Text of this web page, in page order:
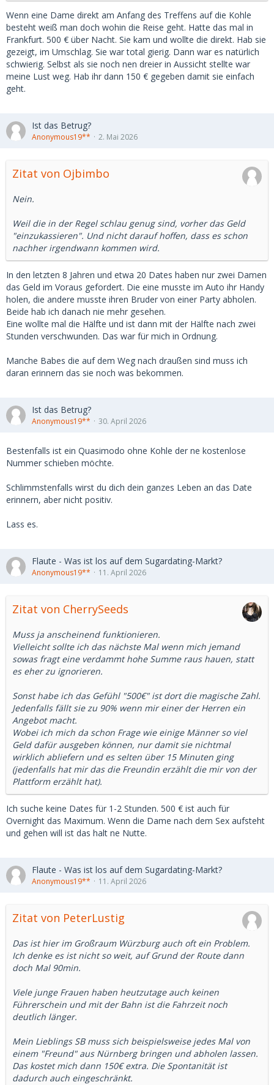
Wenn eine Dame direkt am Anfang des Treffens auf die Kohle
besteht weiß man doch wohin die Reise geht. Hatte das mal in
Frankfurt. 500 € über Nacht. Sie kam und wollte die direkt. Hab sie
gezeigt, im Umschlag. Sie war total gierig. Dann war es natürlich
schwierig. Selbst als sie noch nen dreier in Aussicht stellte war
meine Lust weg. Hab ihr dann 150 € gegeben damit sie einfach
geht.
Ist das Betrug?
Anonymous19** 2. Mai 2026
Zitat von Ojbimbo
Nein.
Weil die in der Regel schlau genug sind, vorher das Geld
"einzukassieren". Und nicht darauf hoffen, dass es schon
nachher irgendwann kommen wird.
In den letzten 8 Jahren und etwa 20 Dates haben nur zwei Damen
das Geld im Voraus gefordert. Die eine musste im Auto ihr Handy
holen, die andere musste ihren Bruder von einer Party abholen.
Beide hab ich danach nie mehr gesehen.
Eine wollte mal die Hälfte und ist dann mit der Hälfte nach zwei
Stunden verschwunden. Das war für mich in Ordnung.
Manche Babes die auf dem Weg nach draußen sind muss ich
daran erinnern das sie noch was bekommen.
Ist das Betrug?
Anonymous19** 30. April 2026
Bestenfalls ist ein Quasimodo ohne Kohle der ne kostenlose
Nummer schieben möchte.
Schlimmstenfalls wirst du dich dein ganzes Leben an das Date
erinnern, aber nicht positiv.
Lass es.
Flaute - Was ist los auf dem Sugardating-Markt?
Anonymous19** 11. April 2026
Zitat von CherrySeeds
Muss ja anscheinend funktionieren.
Vielleicht sollte ich das nächste Mal wenn mich jemand
sowas fragt eine verdammt hohe Summe raus hauen, statt
es eher zu ignorieren.
Sonst habe ich das Gefühl "500€" ist dort die magische Zahl.
Jedenfalls fällt sie zu 90% wenn mir einer der Herren ein
Angebot macht.
Wobei ich mich da schon Frage wie einige Männer so viel
Geld dafür ausgeben können, nur damit sie nichtmal
wirklich abliefern und es selten über 15 Minuten ging
(jedenfalls hat mir das die Freundin erzählt die mir von der
Plattform erzählt hat).
Ich suche keine Dates für 1-2 Stunden. 500 € ist auch für
Overnight das Maximum. Wenn die Dame nach dem Sex aufsteht
und gehen will ist das halt ne Nutte.
Flaute - Was ist los auf dem Sugardating-Markt?
Anonymous19** 11. April 2026
Zitat von PeterLustig
Das ist hier im Großraum Würzburg auch oft ein Problem.
Ich denke es ist nicht so weit, auf Grund der Route dann
doch Mal 90min.
Viele junge Frauen haben heutzutage auch keinen
Führerschein und mit der Bahn ist die Fahrzeit noch
deutlich länger.
Mein Lieblings SB muss sich beispielsweise jedes Mal von
einem "Freund" aus Nürnberg bringen und abholen lassen.
Das kostet mich dann 150€ extra. Die Spontanität ist
dadurch auch eingeschränkt.